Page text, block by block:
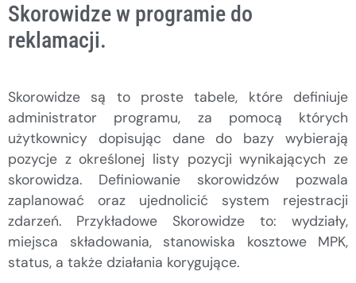
Skorowidze w programie do
reklamacji.
Skorowidze są to proste tabele, które definiuje
administrator programu, za pomocą których
użytkownicy dopisując dane do bazy wybierają
pozycje z określonej listy pozycji wynikających ze
skorowidza. Definiowanie skorowidzów pozwala
zaplanować oraz ujednolicić system rejestracji
zdarzeń. Przykładowe Skorowidze to: wydziały,
miejsca składowania, stanowiska kosztowe MPK,
status, a także działania korygujące.